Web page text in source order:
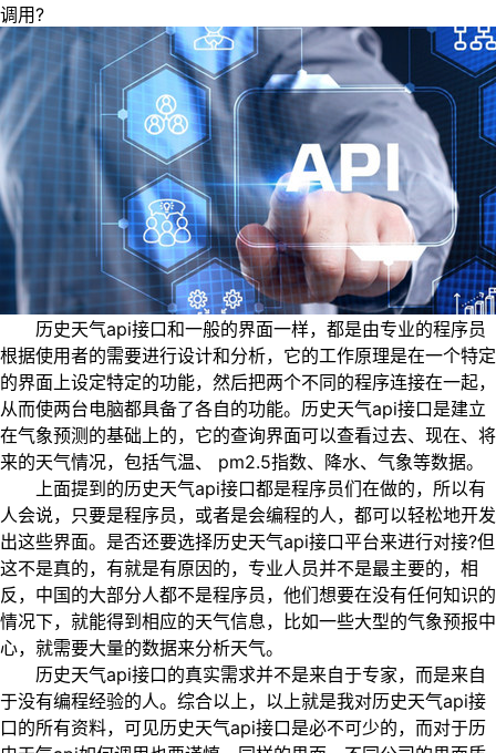
调用?
历史天气api接口和一般的界面一样，都是由专业的程序员
根据使用者的需要进行设计和分析，它的工作原理是在一个特定
的界面上设定特定的功能，然后把两个不同的程序连接在一起，
从而使两台电脑都具备了各自的功能。历史天气api接口是建立
在气象预测的基础上的，它的查询界面可以查看过去、现在、将
来的天气情况，包括气温、 pm2.5指数、降水、气象等数据。
上面提到的历史天气api接口都是程序员们在做的，所以有
人会说，只要是程序员，或者是会编程的人，都可以轻松地开发
出这些界面。是否还要选择历史天气api接口平台来进行对接?但
这不是真的，有就是有原因的，专业人员并不是最主要的，相
反，中国的大部分人都不是程序员，他们想要在没有任何知识的
情况下，就能得到相应的天气信息，比如一些大型的气象预报中
心，就需要大量的数据来分析天气。
历史天气api接口的真实需求并不是来自于专家，而是来自
于没有编程经验的人。综合以上，以上就是我对历史天气api接
口的所有资料，可见历史天气api接口是必不可少的，而对于历